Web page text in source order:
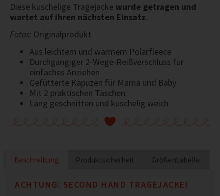
Diese kuschelige Tragejacke wurde getragen und
wartet auf ihren nächsten Einsatz.
Fotos: Originalprodukt
Aus leichtem und warmem Polarfleece
Durchgängiger 2-Wege-Reißverschluss für
einfaches Anziehen
Gefütterte Kapuzen für Mama und Baby
Mit 2 praktischen Taschen
Lang geschnitten und kuschelig weich
Beschreibung Produktsicherheit Größentabelle
ACHTUNG: SECOND HAND TRAGEJACKE!